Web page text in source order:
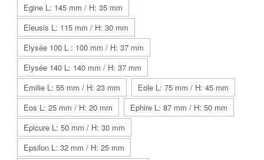
Egine L: 145 mm / H: 35 mm
Eleusis L: 115 mm / H: 30 mm
Elysée 100 L : 100 mm / H: 37 mm
Elysée 140 L: 140 mm / H: 37 mm
Emilie L: 55 mm / H: 23 mm
Eole L: 75 mm / H: 45 mm
Eos L: 25 mm / H: 20 mm
Ephire L: 87 mm / H: 50 mm
Epicure L: 50 mm / H: 30 mm
Epsilon L: 32 mm / H: 25 mm